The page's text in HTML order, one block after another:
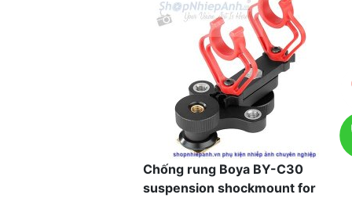
Chống rung Boya BY-C30
suspension shockmount for